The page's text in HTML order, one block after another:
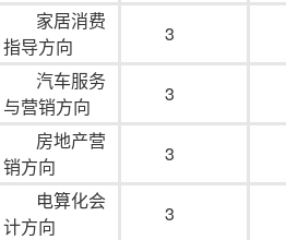
家居消费
指导方向
3
汽车服务
与营销方向
3
房地产营
销方向
3
电算化会
计方向
3